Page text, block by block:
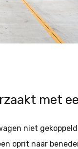
met
niet
oprit naar